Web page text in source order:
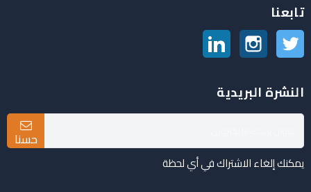
تابعنا
تويتر انستغرام
النشرة البريدية
حسنا
يمكنك إلغاء الاشتراك في أي لحظة